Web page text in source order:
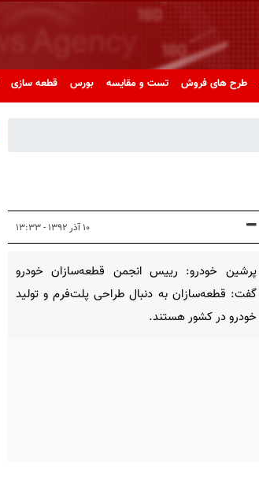
طرح های فروش تست و مقایسه بورس قطعه سازی
۱۰ آذر ۱۳۹۲ - ۱۳:۳۳
پرشین خودرو: رییس انجمن قطعه‌سازان خودرو
گفت: قطعه‌سازان به دنبال طراحی پلت‌فرم و تولید
خودرو در کشور هستند.